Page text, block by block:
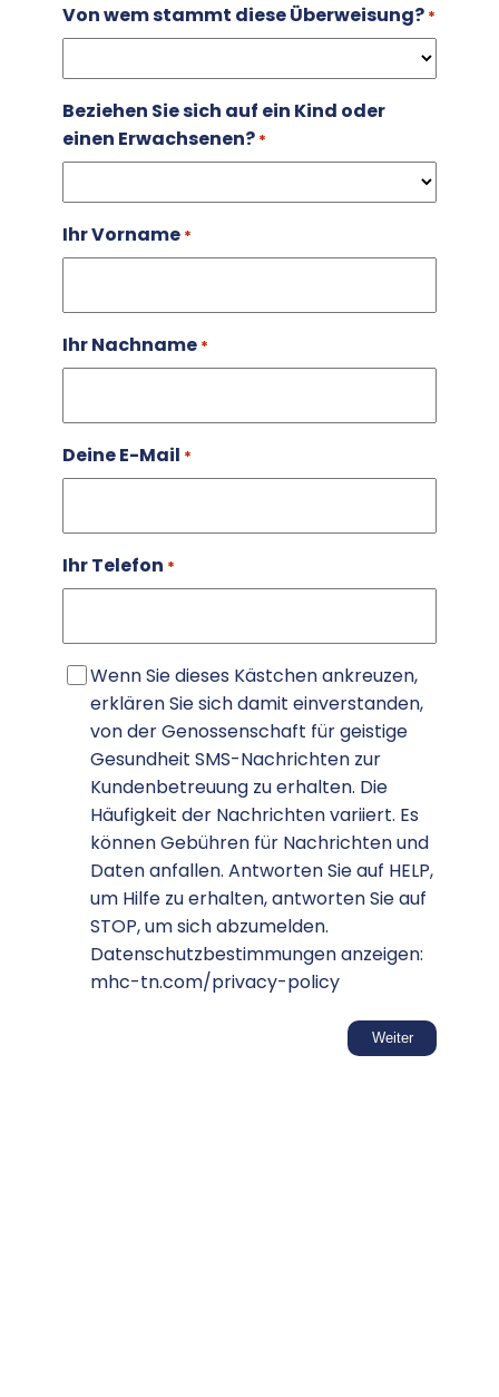
Von wem stammt diese Überweisung? *
Beziehen Sie sich auf ein Kind oder
einen Erwachsenen? *
Ihr Vorname *
Ihr Nachname *
Deine E-Mail *
Ihr Telefon *
Zustimmung
Wenn Sie dieses Kästchen ankreuzen,
erklären Sie sich damit einverstanden,
von der Genossenschaft für geistige
Gesundheit SMS-Nachrichten zur
Kundenbetreuung zu erhalten. Die
Häufigkeit der Nachrichten variiert. Es
können Gebühren für Nachrichten und
Daten anfallen. Antworten Sie auf HELP,
um Hilfe zu erhalten, antworten Sie auf
STOP, um sich abzumelden.
Datenschutzbestimmungen anzeigen:
mhc-tn.com/privacy-policy